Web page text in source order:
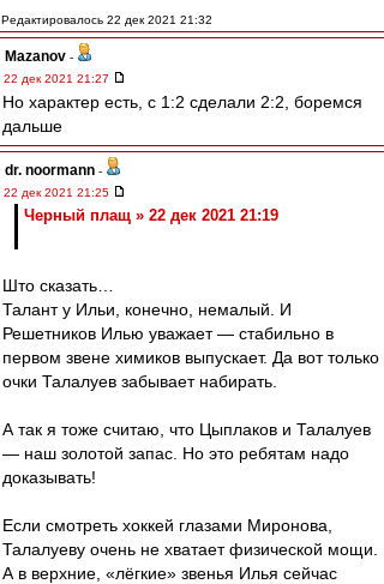
Редактировалось 22 дек 2021 21:32
Mazanov -
22 дек 2021 21:27
Но характер есть, с 1:2 сделали 2:2, боремся
дальше
dr. noormann -
22 дек 2021 21:25
Черный плащ » 22 дек 2021 21:19
Што сказать…
Талант у Ильи, конечно, немалый. И
Решетников Илью уважает — стабильно в
первом звене химиков выпускает. Да вот только
очки Талалуев забывает набирать.
А так я тоже считаю, что Цыплаков и Талалуев
— наш золотой запас. Но это ребятам надо
доказывать!
Если смотреть хоккей глазами Миронова,
Талалуеву очень не хватает физической мощи.
А в верхние, «лёгкие» звенья Илья сейчас